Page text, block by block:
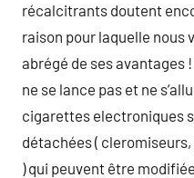
récalcitrants doutent
raison pour laquelle nous
abrégé de ses avantages
ne se lance pas et ne
cigarettes electroniques
détachées (
) qui peuvent être